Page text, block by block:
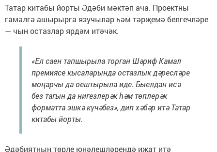
Татар китабы йорты Әдәби мәктәп ача. Проектны
гамәлгә ашырырга язучылар һәм тәрҗемә белгечләре
— чын остазлар ярдәм итәчәк.
«Ел саен тапшырыла торган Шәриф Камал
премиясе кысаларында остазлык дәресләре
моңарчы да оештырыла иде. Быелдан исә
без тагын да нигезлерәк һәм төплерәк
форматта эшкә күчәбез», дип хәбәр итә Татар
китабы йорты.
Әдәбиятның төрле юнәлешләрендә иҗат итә